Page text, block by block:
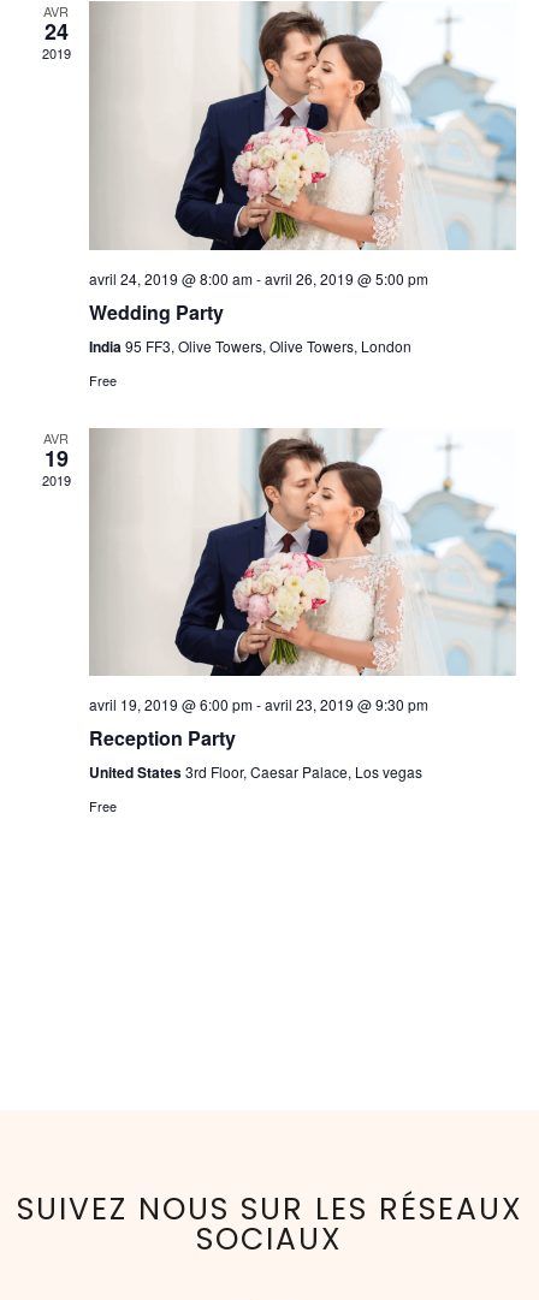
AVR
24
2019
avril 24, 2019 @ 8:00 am-avril 26, 2019 @ 5:00 pm
Wedding Party
India95 FF3, Olive Towers, Olive Towers, London
Free
AVR
19
2019
avril 19, 2019 @ 6:00 pm-avril 23, 2019 @ 9:30 pm
Reception Party
United States3rd Floor, Caesar Palace, Los vegas
Free
SUIVEZ NOUS SUR LES RÉSEAUX
SOCIAUX